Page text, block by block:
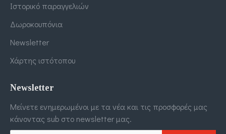
Ιστορικό παραγγελιών
Δωροκουπόνια
Newsletter
Χάρτης ιστότοπου
Newsletter
Μείνετε ενημερωμένοι με τα νέα και τις προσφορές μας
κάνοντας sub στο newsletter μας.